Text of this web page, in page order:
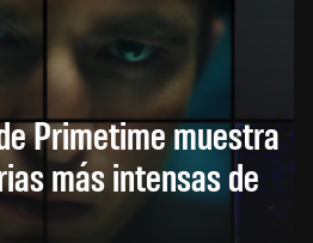
Primetime muestra
más intensas de